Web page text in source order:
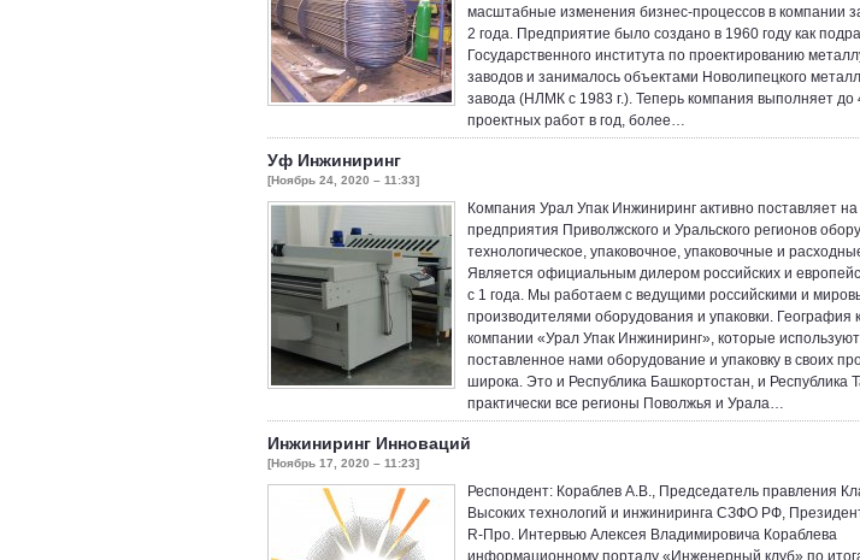
масштабные изменения бизнес-процессов в компании
2 года. Предприятие было создано в 1960 году как
Государственного института по проектированию
заводов и занималось объектами Новолипецкого
завода (НЛМК с 1983 г.). Теперь компания выполняет до
проектных работ в год, более…
Уф Инжиниринг
[Ноябрь 24, 2020 – 11:33]
Компания Урал Упак Инжиниринг активно поставляет
предприятия Приволжского и Уральского регионов
технологическое, упаковочное, упаковочные и
Является официальным дилером российских и
с 1 года. Мы работаем с ведущими российскими и
производителями оборудования и упаковки. География
компании «Урал Упак Инжиниринг», которые используют
поставленное нами оборудование и упаковку в своих
широка. Это и Республика Башкортостан, и Республика
практически все регионы Поволжья и Урала…
Инжиниринг Инноваций
[Ноябрь 17, 2020 – 11:23]
Респондент: Кораблев А.В., Председатель правления
Высоких технологий и инжиниринга СЗФО РФ,
R-Про. Интервью Алексея Владимировича Кораблева
информационному порталу «Инженерный клуб» по